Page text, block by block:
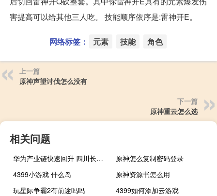
害提高可以给其他三人吃。 技能顺序依序是:雷神开E。
网络标签： 元素 技能 角色
上一篇
原神声望讨伐怎么没有
下一篇
原神重云怎么选
相关问题
华为产业链快速回升 四川长虹午后涨停
原神怎么复制密码登录
4399小游戏 什么岛
原神资源书怎么用
玩星际争霸2有前途吗吗
4399如何添加云游戏